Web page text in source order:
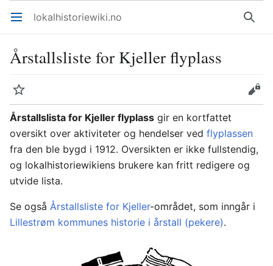
Åpne hovedmenyen lokalhistoriewiki.no Søk
Årstallsliste for Kjeller flyplass
Overvåk
Rediger
Årstallslista for Kjeller flyplass gir en kortfattet
oversikt over aktiviteter og hendelser ved flyplassen
fra den ble bygd i 1912. Oversikten er ikke fullstendig,
og lokalhistoriewikiens brukere kan fritt redigere og
utvide lista.
Se også Årstallsliste for Kjeller-området, som inngår i
Lillestrøm kommunes historie i årstall (pekere).